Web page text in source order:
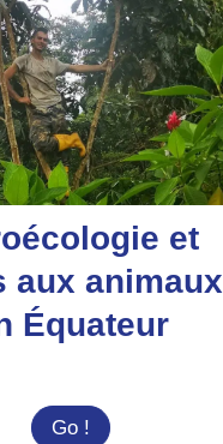
et
aux animaux
Équateur
Go ! Agroécologie